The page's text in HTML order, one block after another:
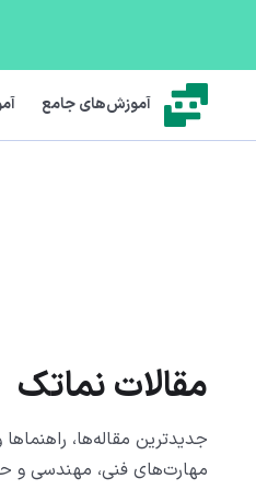
آموزش‌های جامع
مقالات نماتک
جدیدترین مقاله‌ها،
مهارت‌های فنی، مهندسی و